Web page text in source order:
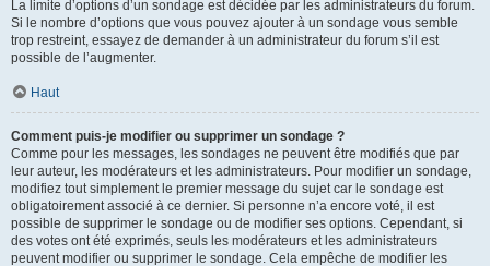
La limite d’options d’un sondage est décidée par les administrateurs du forum.
Si le nombre d’options que vous pouvez ajouter à un sondage vous semble
trop restreint, essayez de demander à un administrateur du forum s’il est
possible de l’augmenter.
Haut
Comment puis-je modifier ou supprimer un sondage ?
Comme pour les messages, les sondages ne peuvent être modifiés que par
leur auteur, les modérateurs et les administrateurs. Pour modifier un sondage,
modifiez tout simplement le premier message du sujet car le sondage est
obligatoirement associé à ce dernier. Si personne n’a encore voté, il est
possible de supprimer le sondage ou de modifier ses options. Cependant, si
des votes ont été exprimés, seuls les modérateurs et les administrateurs
peuvent modifier ou supprimer le sondage. Cela empêche de modifier les